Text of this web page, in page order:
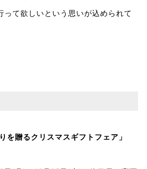
って欲しいという思いが込められて
を贈るクリスマスギフトフェア」